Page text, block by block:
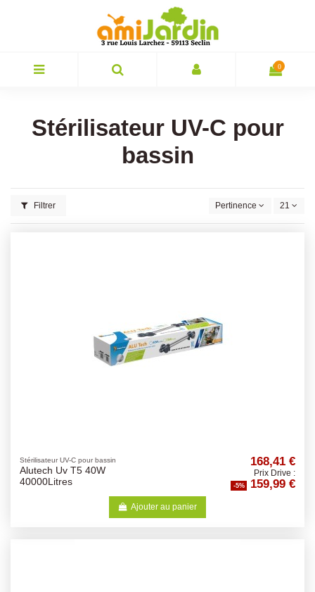
0
Stérilisateur UV-C pour
bassin
Filtrer Pertinence 21
Stérilisateur UV-C pour bassin
Alutech Uv T5 40W
40000Litres
168,41 €
Prix Drive :
-5% 159,99 €
Ajouter au panier